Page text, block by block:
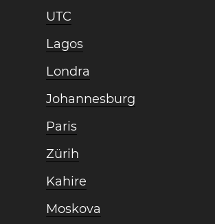
UTC
Lagos
Londra
Johannesburg
Paris
Zürih
Kahire
Moskova